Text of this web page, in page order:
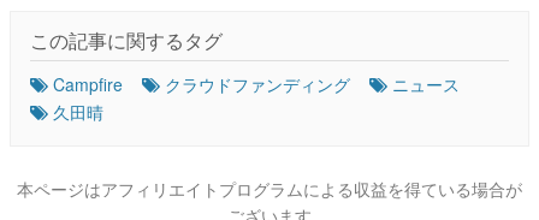
この記事に関するタグ
Campfire クラウドファンディング
ニュース
久田晴
本ページはアフィリエイトプログラムによる収益を得ている場合が
ございます